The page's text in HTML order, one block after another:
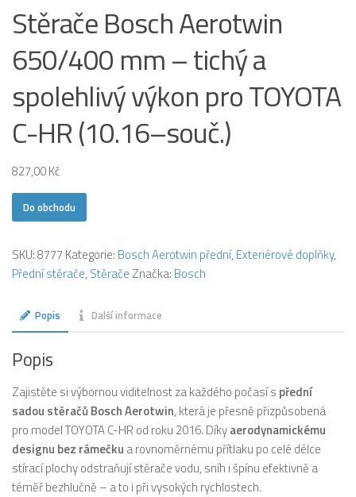
Stěrače Bosch Aerotwin
650/400 mm – tichý a
spolehlivý výkon pro TOYOTA
C-HR (10.16–souč.)
827,00Kč
Do obchodu
SKU:8777 Kategorie: Bosch Aerotwin přední, Exteriérové doplňky,
Přední stěrače, Stěrače Značka: Bosch
Popis Další informace
Popis
Zajistěte si výbornou viditelnost za každého počasí s přední
sadou stěračů Bosch Aerotwin, která je přesně přizpůsobená
pro model TOYOTA C-HR od roku 2016. Díkyaerodynamickému
designu bez rámečku a rovnoměrnému přítlaku po celé délce
stírací plochy odstraňují stěrače vodu, sníh i špínu efektivně a
téměř bezhlučně – a to i při vysokých rychlostech.